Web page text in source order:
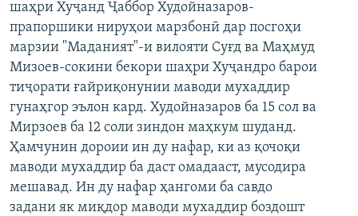
ҷусторФАРҲАНГ
МЕҲМОНИ ОЗОДӢ
ВАРЗИШ
НАЗАРИ МАРДУМ
БЛОГИСТОН
ОЗОДӢ ОНЛАЙН
ЧАНДРАСОНАӢ
ВИДЕО
НИГОРИСТОН
ГУЗОРИШҲОИ РАДИОӢ
РӮЙХАТҲО
КИТОБҲОИ ОЗОДӢ
Русский
ПАЙГИРӢ КУНЕД
шаҳри Хуҷанд Ҷаббор Худойназаров-
прапоршики нируҳои марзбонӣ дар посгоҳи
марзии "Маданият"-и вилояти Суғд ва Маҳмуд
Мизоев-сокини бекори шаҳри Хуҷандро барои
тиҷорати ғайриқонунии маводи мухаддир
гунаҳгор эълон кард. Худойназаров ба 15 сол ва
Мирзоев ба 12 соли зиндон маҳкум шуданд.
Ҳамчунин дороии ин ду нафар, ки аз қочоқи
маводи мухаддир ба даст омадааст, мусодира
мешавад. Ин ду нафар ҳангоми ба савдо
задани як миқдор маводи мухаддир боздошт